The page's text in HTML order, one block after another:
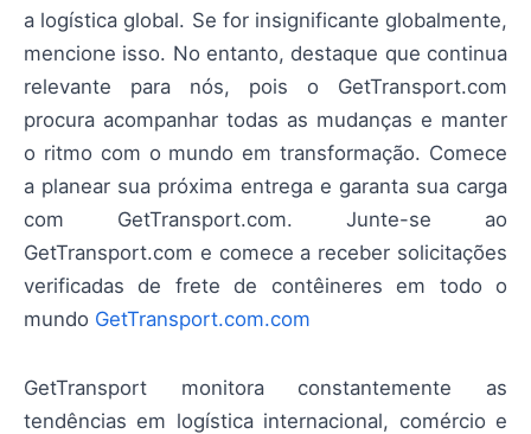
a logística global. Se for insignificante globalmente,
mencione isso. No entanto, destaque que continua
relevante para nós, pois o GetTransport.com
procura acompanhar todas as mudanças e manter
o ritmo com o mundo em transformação. Comece
a planear sua próxima entrega e garanta sua carga
com GetTransport.com. Junte-se ao
GetTransport.com e comece a receber solicitações
verificadas de frete de contêineres em todo o
mundo GetTransport.com.com
GetTransport monitora constantemente as
tendências em logística internacional, comércio e